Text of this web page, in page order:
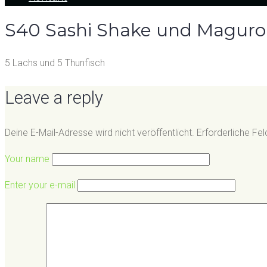
S40 Sashi Shake und Maguro
5 Lachs und 5 Thunfisch
Leave a reply
Deine E-Mail-Adresse wird nicht veröffentlicht. Erforderliche
Your name
Enter your e-mail